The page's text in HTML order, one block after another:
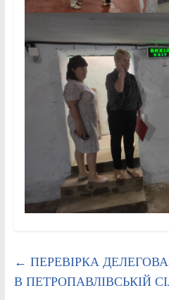
← ПЕРЕВІРКА
В ПЕТРОПАВЛІВСЬКІЙ